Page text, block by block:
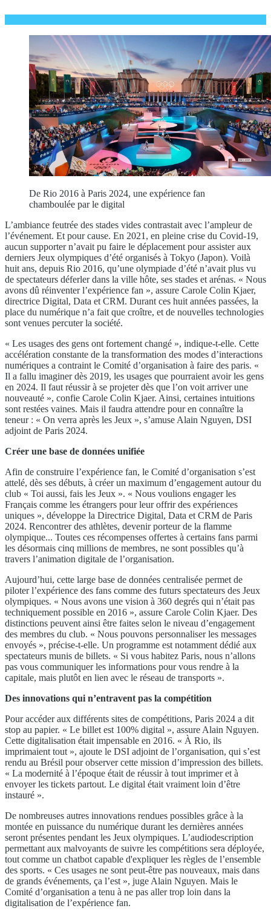
De Rio 2016 à Paris 2024, une expérience fan
chamboulée par le digital
L’ambiance feutrée des stades vides contrastait avec l’ampleur de
l’événement. Et pour cause. En 2021, en pleine crise du Covid-19,
aucun supporter n’avait pu faire le déplacement pour assister aux
derniers Jeux olympiques d’été organisés à Tokyo (Japon). Voilà
huit ans, depuis Rio 2016, qu’une olympiade d’été n’avait plus vu
de spectateurs déferler dans la ville hôte, ses stades et arénas. « Nous
avons dû réinventer l’expérience fan », assure Carole Colin Kjaer,
directrice Digital, Data et CRM. Durant ces huit années passées, la
place du numérique n’a fait que croître, et de nouvelles technologies
sont venues percuter la société.
« Les usages des gens ont fortement changé », indique-t-elle. Cette
accélération constante de la transformation des modes d’interactions
numériques a contraint le Comité d’organisation à faire des paris. «
Il a fallu imaginer dès 2019, les usages que pourraient avoir les gens
en 2024. Il faut réussir à se projeter dès que l’on voit arriver une
nouveauté », confie Carole Colin Kjaer. Ainsi, certaines intuitions
sont restées vaines. Mais il faudra attendre pour en connaître la
teneur : « On verra après les Jeux », s’amuse Alain Nguyen, DSI
adjoint de Paris 2024.
Créer une base de données unifiée
Afin de construire l’expérience fan, le Comité d’organisation s’est
attelé, dès ses débuts, à créer un maximum d’engagement autour du
club « Toi aussi, fais les Jeux ». « Nous voulions engager les
Français comme les étrangers pour leur offrir des expériences
uniques », développe la Directrice Digital, Data et CRM de Paris
2024. Rencontrer des athlètes, devenir porteur de la flamme
olympique... Toutes ces récompenses offertes à certains fans parmi
les désormais cinq millions de membres, ne sont possibles qu’à
travers l’animation digitale de l’organisation.
Aujourd’hui, cette large base de données centralisée permet de
piloter l’expérience des fans comme des futurs spectateurs des Jeux
olympiques. « Nous avons une vision à 360 degrés qui n’était pas
techniquement possible en 2016 », assure Carole Colin Kjaer. Des
distinctions peuvent ainsi être faites selon le niveau d’engagement
des membres du club. « Nous pouvons personnaliser les messages
envoyés », précise-t-elle. Un programme est notamment dédié aux
spectateurs munis de billets. « Si vous habitez Paris, nous n’allons
pas vous communiquer les informations pour vous rendre à la
capitale, mais plutôt en lien avec le réseau de transports ».
Des innovations qui n’entravent pas la compétition
Pour accéder aux différents sites de compétitions, Paris 2024 a dit
stop au papier. « Le billet est 100% digital », assure Alain Nguyen.
Cette digitalisation était impensable en 2016. « À Rio, ils
imprimaient tout », ajoute le DSI adjoint de l’organisation, qui s’est
rendu au Brésil pour observer cette mission d’impression des billets.
« La modernité à l’époque était de réussir à tout imprimer et à
envoyer les tickets partout. Le digital était vraiment loin d’être
instauré ».
De nombreuses autres innovations rendues possibles grâce à la
montée en puissance du numérique durant les dernières années
seront présentes pendant les Jeux olympiques. L’audiodescription
permettant aux malvoyants de suivre les compétitions sera déployée,
tout comme un chatbot capable d'expliquer les règles de l’ensemble
des sports. « Ces usages ne sont peut-être pas nouveaux, mais dans
de grands événements, ça l’est », juge Alain Nguyen. Mais le
Comité d’organisation a tenu à ne pas aller trop loin dans la
digitalisation de l’expérience fan.